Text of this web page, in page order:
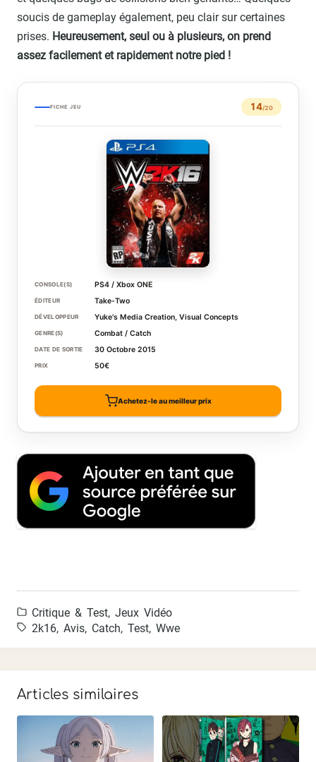
soucis de gameplay également, peu clair sur certaines
prises. Heureusement, seul ou à plusieurs, on prend
assez facilement et rapidement notre pied !
FICHE JEU 14/20
CONSOLE(S) PS4 / Xbox ONE
ÉDITEUR Take-Two
DÉVELOPPEUR Yuke's Media Creation, Visual Concepts
GENRE(S) Combat / Catch
DATE DE SORTIE 30 Octobre 2015
PRIX 50€
Achetez-le au meilleur prix
Critique & Test, Jeux Vidéo
2k16, Avis, Catch, Test, Wwe
Articles similaires